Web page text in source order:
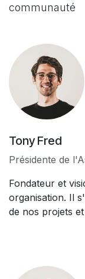
communauté
Tony Fred
Présidente de
Fondateur et
organisation. Il
de nos projets